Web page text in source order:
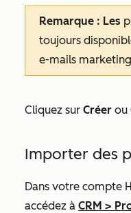
Remarque : Les
toujours
e-mails
Cliquez sur Créer ou
Importer des
Dans votre compte
accédez à CRM >